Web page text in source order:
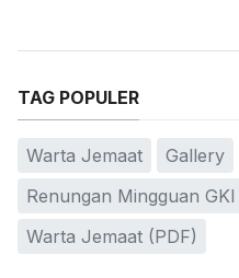
TAG POPULER
Warta Jemaat Gallery
Renungan Mingguan
Warta Jemaat (PDF)